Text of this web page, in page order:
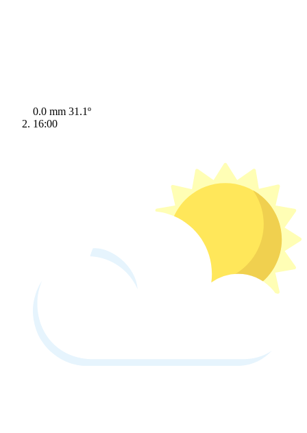
0.0 mm 31.1º
16:00